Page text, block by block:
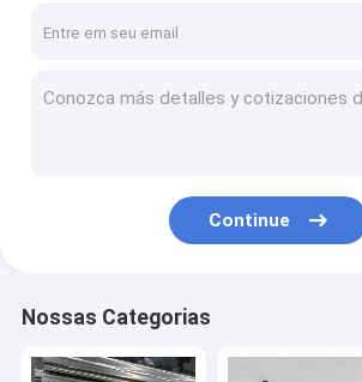
Folha de metal de aço inoxidável
folha de aço inoxidável do espelho
Continue
Nossas Categorias